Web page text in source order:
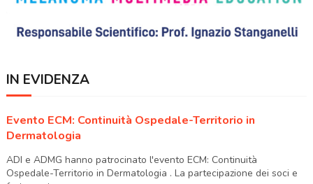
IN EVIDENZA
Evento ECM: Continuità Ospedale-Territorio in
Dermatologia
ADI e ADMG hanno patrocinato l'evento ECM: Continuità
Ospedale-Territorio in Dermatologia . La partecipazione dei soci e